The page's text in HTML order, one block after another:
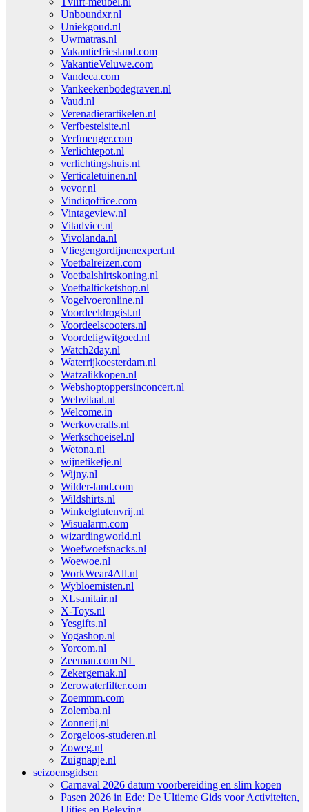
Unboundxr.nl
Uniekgoud.nl
Uwmatras.nl
Vakantiefriesland.com
VakantieVeluwe.com
Vandeca.com
Vankeekenbodegraven.nl
Vaud.nl
Verenadierartikelen.nl
Verfbestelsite.nl
Verfmenger.com
Verlichtepot.nl
verlichtingshuis.nl
Verticaletuinen.nl
vevor.nl
Vindiqoffice.com
Vintageview.nl
Vitadvice.nl
Vivolanda.nl
Vliegengordijnenexpert.nl
Voetbalreizen.com
Voetbalshirtskoning.nl
Voetbalticketshop.nl
Vogelvoeronline.nl
Voordeeldrogist.nl
Voordeelscooters.nl
Voordeligwitgoed.nl
Watch2day.nl
Waterrijkoesterdam.nl
Watzalikkopen.nl
Webshoptoppersinconcert.nl
Webvitaal.nl
Welcome.in
Werkoveralls.nl
Werkschoeisel.nl
Wetona.nl
wijnetiketje.nl
Wijny.nl
Wilder-land.com
Wildshirts.nl
Winkelglutenvrij.nl
Wisualarm.com
wizardingworld.nl
Woefwoefsnacks.nl
Woewoe.nl
WorkWear4All.nl
Wybloemisten.nl
XLsanitair.nl
X-Toys.nl
Yesgifts.nl
Yogashop.nl
Yorcom.nl
Zeeman.com NL
Zekergemak.nl
Zerowaterfilter.com
Zoemmm.com
Zolemba.nl
Zonnerij.nl
Zorgeloos-studeren.nl
Zoweg.nl
Zuignapje.nl
seizoensgidsen
Carnaval 2026 datum voorbereiding en slim kopen
Pasen 2026 in Ede: De Ultieme Gids voor Activiteiten,
Uitjes en Beleving